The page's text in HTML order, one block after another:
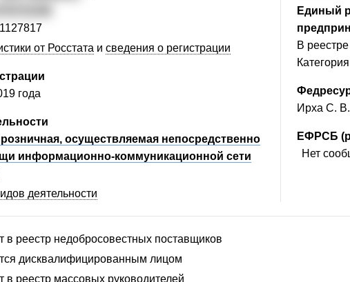
от Росстата и сведения о регистрации
года
осуществляемая непосредственно
информационно-коммуникационной сети
деятельности
Единый
В
Ирха С.
ЕФРСБ
Нет
в реестр недобросовестных поставщиков
дисквалифицированным лицом
в реестр массовых руководителей
Ваше мнение важно для